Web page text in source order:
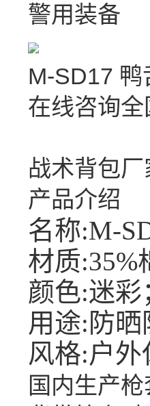
警用装备
M-SD17 鸭
在线咨询全
战术背包
产品介绍
名称:M-
材质:35%
颜色:迷彩
用途: 防晒
风格:户外
国内生产